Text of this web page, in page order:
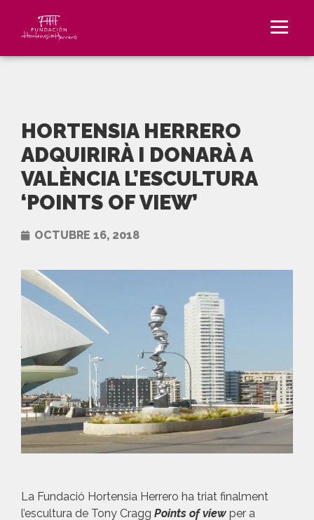
HORTENSIA HERRERO
ADQUIRIRÀ I DONARÀ A
VALÈNCIA L’ESCULTURA
‘POINTS OF VIEW’
OCTUBRE 16, 2018
La Fundació Hortensia Herrero ha triat finalment
l’escultura de Tony Cragg Points of view per a